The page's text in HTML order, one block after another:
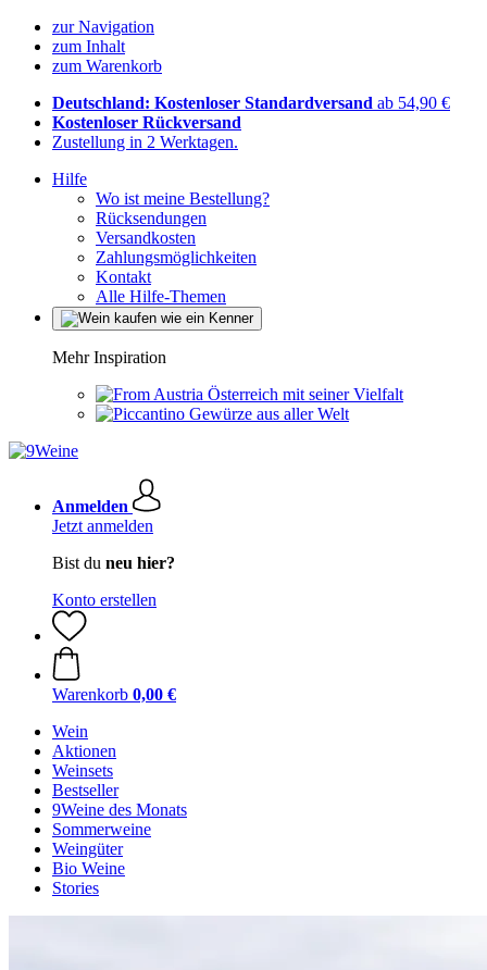
zur Navigation
zum Inhalt
zum Warenkorb
Deutschland: Kostenloser Standardversand ab 54,90 €
Kostenloser Rückversand
Zustellung in 2 Werktagen.
Hilfe
Wo ist meine Bestellung?
Rücksendungen
Versandkosten
Zahlungsmöglichkeiten
Kontakt
Alle Hilfe-Themen
Mehr Inspiration
Österreich mit seiner Vielfalt
Gewürze aus aller Welt
Anmelden
Jetzt anmelden
Bist du neu hier?
Konto erstellen
Warenkorb 0,00 €
Wein
Aktionen
Weinsets
Bestseller
9Weine des Monats
Sommerweine
Weingüter
Bio Weine
Stories